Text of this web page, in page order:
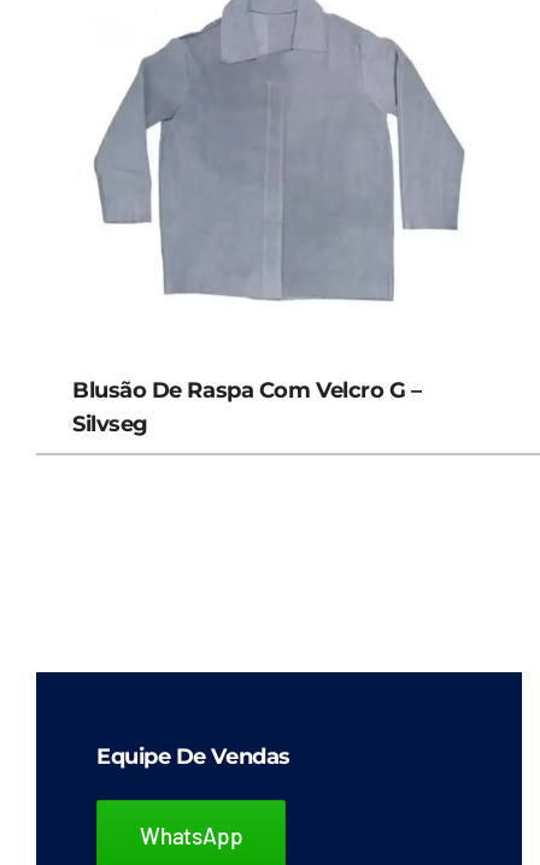
Blusão De Raspa Com Velcro G –
Silvseg
Equipe De Vendas
WhatsApp